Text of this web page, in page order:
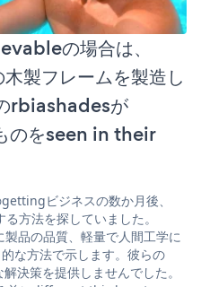
の場合は、
製フレームを製造し
rbiashadesが
のをseen in their
ビジネスの数か月後、
方法を探していました。
品の品質、軽量で人間工学に
な方法で示します。彼らの
決策を提供しませんでした。